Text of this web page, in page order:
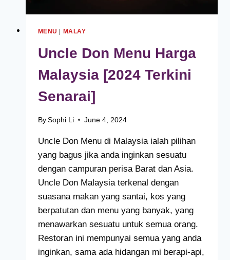
MENU MALAY
Uncle Don Menu Harga
Malaysia [2024 Terkini
Senarai]
By Sophi Li June 4, 2024
Uncle Don Menu di Malaysia ialah pilihan
yang bagus jika anda inginkan sesuatu
dengan campuran perisa Barat dan Asia.
Uncle Don Malaysia terkenal dengan
suasana makan yang santai, kos yang
berpatutan dan menu yang banyak, yang
menawarkan sesuatu untuk semua orang.
Restoran ini mempunyai semua yang anda
inginkan, sama ada hidangan mi berapi-api,